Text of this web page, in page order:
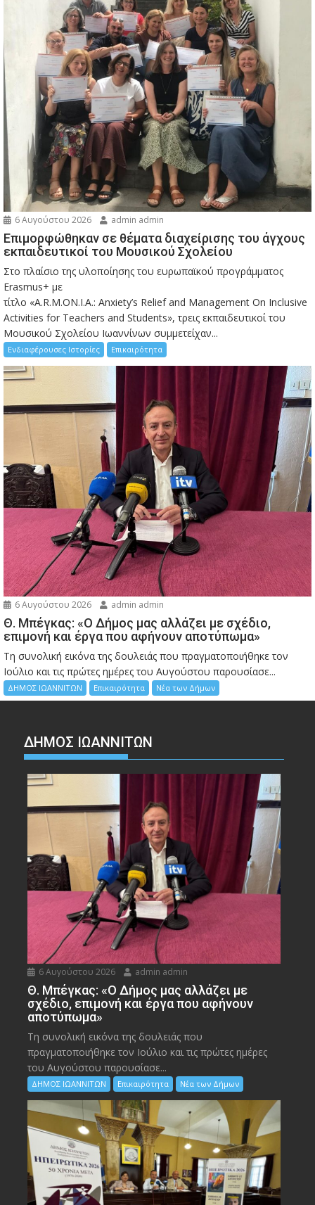
6 Αυγούστου 2026 admin admin
Eπιμορφώθηκαν σε θέματα διαχείρισης του άγχους
εκπαιδευτικοί του Μουσικού Σχολείου
Στο πλαίσιο της υλοποίησης του ευρωπαϊκού προγράμματος
Erasmus+ με
τίτλο «A.R.M.ON.I.A.: Anxiety’s Relief and Management On Inclusive
Activities for Teachers and Students», τρεις εκπαιδευτικοί του
Μουσικού Σχολείου Ιωαννίνων συμμετείχαν...
Ενδιαφέρουσες Ιστορίες Επικαιρότητα
6 Αυγούστου 2026 admin admin
Θ. Μπέγκας: «Ο Δήμος μας αλλάζει με σχέδιο,
επιμονή και έργα που αφήνουν αποτύπωμα»
Τη συνολική εικόνα της δουλειάς που πραγματοποιήθηκε τον
Ιούλιο και τις πρώτες ημέρες του Αυγούστου παρουσίασε...
ΔΗΜΟΣ ΙΩΑΝΝΙΤΩΝ Επικαιρότητα Νέα των Δήμων
ΔΗΜΟΣ ΙΩΑΝΝΙΤΩΝ
6 Αυγούστου 2026 admin admin
Θ. Μπέγκας: «Ο Δήμος μας αλλάζει με
σχέδιο, επιμονή και έργα που αφήνουν
αποτύπωμα»
Τη συνολική εικόνα της δουλειάς που
πραγματοποιήθηκε τον Ιούλιο και τις πρώτες ημέρες
του Αυγούστου παρουσίασε...
ΔΗΜΟΣ ΙΩΑΝΝΙΤΩΝ Επικαιρότητα Νέα των Δήμων